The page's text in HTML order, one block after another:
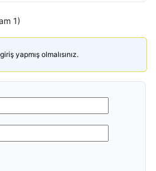
1)
yapmış olmalısınız.